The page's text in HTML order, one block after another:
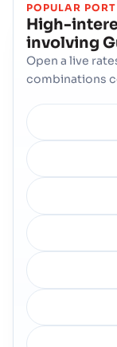
POPULAR
High-
involving
Open a live
combinations